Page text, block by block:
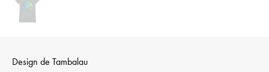
Design de Tambalau